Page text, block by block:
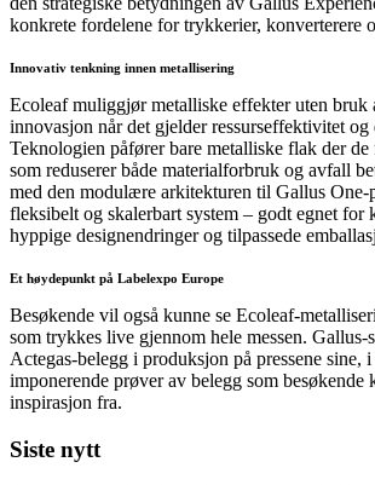
konkrete fordelene for trykkerier, konverterere
Innovativ tenkning innen metallisering
Ecoleaf muliggjør metalliske effekter uten bruk
innovasjon når det gjelder ressurseffektivitet og
Teknologien påfører bare metalliske flak der de
som reduserer både materialforbruk og avfall
med den modulære arkitekturen til Gallus One-
fleksibelt og skalerbart system – godt egnet for
hyppige designendringer og tilpassede
Et høydepunkt på Labelexpo Europe
Besøkende vil også kunne se Ecoleaf-
som trykkes live gjennom hele messen.
Actegas-belegg i produksjon på pressene sine,
imponerende prøver av belegg som besøkende
inspirasjon fra.
Siste nytt